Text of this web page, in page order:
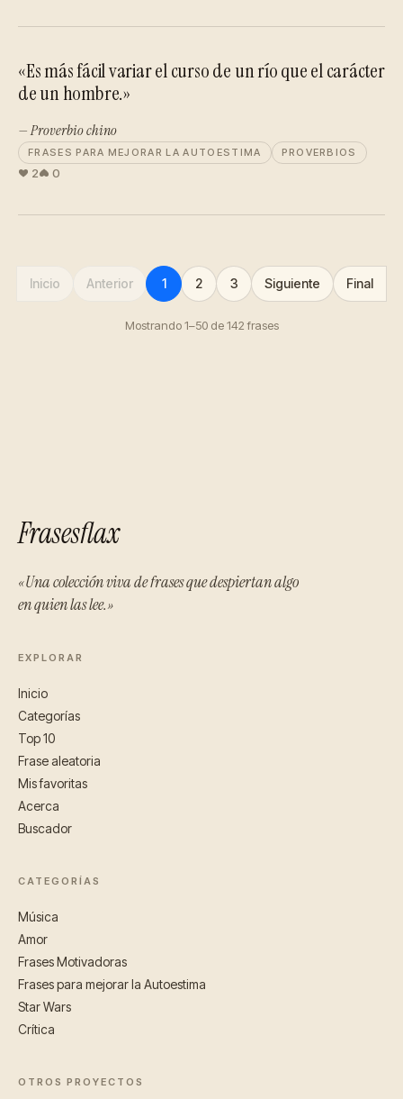
«Es más fácil variar el curso de un río que el carácter
de un hombre.»
— Proverbio chino
FRASES PARA MEJORAR LA AUTOESTIMA PROVERBIOS
2 0
Inicio Anterior 1 2 3 Siguiente Final
Mostrando 1–50 de 142 frases
Frasesflax
«Una colección viva de frases que despiertan algo
en quien las lee.»
EXPLORAR
Inicio
Categorías
Top 10
Frase aleatoria
Mis favoritas
Acerca
Buscador
CATEGORÍAS
Música
Amor
Frases Motivadoras
Frases para mejorar la Autoestima
Star Wars
Crítica
OTROS PROYECTOS